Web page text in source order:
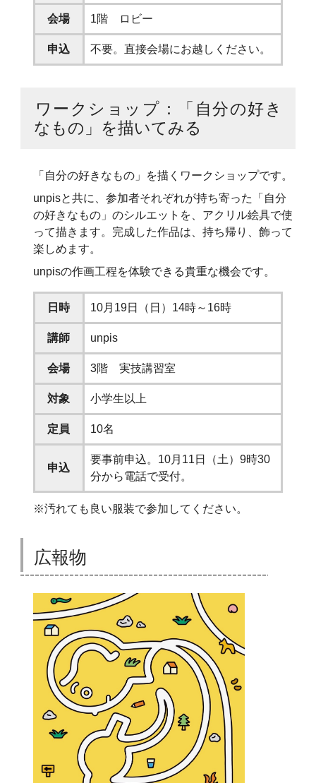
会場 1階 ロビー
申込 不要。直接会場にお越しください。
ワークショップ：「自分の好き
なもの」を描いてみる
「自分の好きなもの」を描くワークショップです。
unpisと共に、参加者それぞれが持ち寄った「自分
の好きなもの」のシルエットを、アクリル絵具で使
って描きます。完成した作品は、持ち帰り、飾って
楽しめます。
unpisの作画工程を体験できる貴重な機会です。
日時 10月19日（日）14時～16時
講師 unpis
会場 3階 実技講習室
対象 小学生以上
定員 10名
申込
要事前申込。10月11日（土）9時30
分から電話で受付。
※汚れても良い服装で参加してください。
広報物